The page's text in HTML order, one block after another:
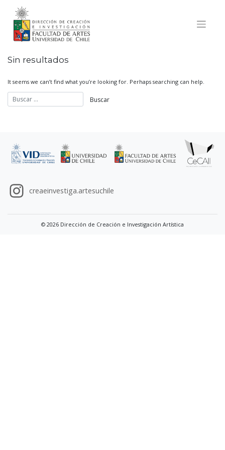
content
Sin resultados
It seems we can’t find what you’re looking for. Perhaps searching can help.
creaeinvestiga.artesuchile
© 2026 Dirección de Creación e Investigación Artística